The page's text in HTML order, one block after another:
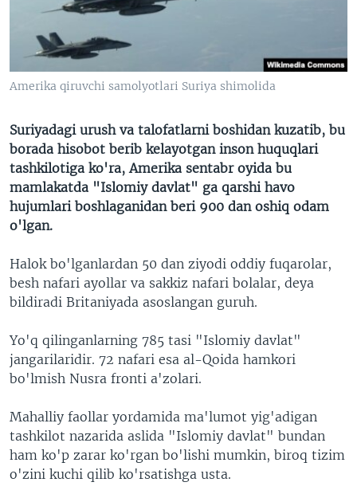
VIDEO
XABARLAR SURATLARDA
ODNOKLASSNIKI
TELEGRAM
TWITTER
Amerika qiruvchi samolyotlari Suriya shimolida
Suriyadagi urush va talofatlarni boshidan kuzatib, bu
borada hisobot berib kelayotgan inson huquqlari
tashkilotiga ko'ra, Amerika sentabr oyida bu
mamlakatda "Islomiy davlat" ga qarshi havo
hujumlari boshlaganidan beri 900 dan oshiq odam
o'lgan.
Halok bo'lganlardan 50 dan ziyodi oddiy fuqarolar,
besh nafari ayollar va sakkiz nafari bolalar, deya
bildiradi Britaniyada asoslangan guruh.
Yo'q qilinganlarning 785 tasi "Islomiy davlat"
jangarilaridir. 72 nafari esa al-Qoida hamkori
bo'lmish Nusra fronti a'zolari.
Mahalliy faollar yordamida ma'lumot yig'adigan
tashkilot nazarida aslida "Islomiy davlat" bundan
ham ko'p zarar ko'rgan bo'lishi mumkin, biroq tizim
o'zini kuchi qilib ko'rsatishga usta.